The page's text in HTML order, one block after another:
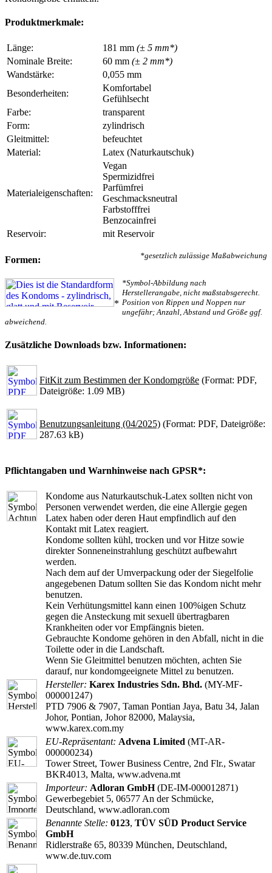
Produktmerkmale:
Länge: 181 mm (± 5 mm*)
Nominale Breite:
60 mm (± 2 mm*)
Wandstärke:
0,055 mm
Besonderheiten:
Komfortabel
Gefühlsecht
Farbe:
transparent
Form:
zylindrisch
Gleitmittel:
befeuchtet
Material:
Latex (Naturkautschuk)
Materialeigenschaften:
Vegan
Spermizidfrei
Parfümfrei
Geschmacksneutral
Farbstofffrei
Benzocainfrei
Reservoir:
mit Reservoir
*gesetzlich zulässige Maßabweichung
Formen:
*
*Symbol-Abbildung nach
Herstellerangabe, nicht maßstabsgerecht.
Position von Rippen und Noppen nur
ungefähr; Anzahl, Abstand und Größe ggf.
abweichend.
Zusätzliche Downloads bzw. Informationen:
FitKit zum Bestimmen der Kondomgröße (Format: PDF,
Dateigröße: 1.09 MB)
Benutzungsanleitung (04/2025) (Format: PDF, Dateigröße:
287.63 kB)
Pflichtangaben und Warnhinweise nach GPSR*:
Kondome aus Naturkautschuk-Latex sollten nicht von
Personen verwendet werden, die eine Allergie gegen
Latex haben oder deren Haut empfindlich auf den
Kontakt mit Latex reagiert.
Kondome sollten kühl, trocken und vor Hitze sowie
direkter Sonneneinstrahlung geschützt aufbewahrt
werden.
Nach dem auf der Umverpackung oder der Siegelfolie
angegebenen Datum sollten Sie das Kondom nicht mehr
benutzen.
Kein Verhütungsmittel kann einen 100%igen Schutz
gegen die Ansteckung mit sexuell übertragbaren
Krankheiten oder vor Empfängnis bieten.
Gebrauchte Kondome gehören in den Abfall, nicht in die
Toilette oder in die Landschaft.
Wenn Sie Gleitmittel benutzen möchten, achten Sie
darauf, nur kondomgeeignete Mittel zu benutzen.
Hersteller: Karex Industries Sdn. Bhd. (MY-MF-
000001247)
PTD 7906 & 7907, Taman Pontian Jaya, Batu 34, Jalan
Johor, Pontian, Johor 82000, Malaysia,
www.karex.com.my
EU-Repräsentant: Advena Limited (MT-AR-
000000234)
Tower Street, Tower Business Centre, 2nd Flr., Swatar
BKR4013, Malta, www.advena.mt
Importeur: Adloran GmbH(DE-IM-000012871)
Gewerbegebiet 5, 06577 An der Schmücke,
Deutschland, www.adloran.com
Benannte Stelle: 0123, TÜV SÜD Product Service
GmbH
Ridlerstraße 65, 80339 München, Deutschland,
www.de.tuv.com